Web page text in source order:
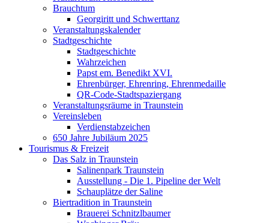
Brauchtum
Georgiritt und Schwerttanz
Veranstaltungskalender
Stadtgeschichte
Stadtgeschichte
Wahrzeichen
Papst em. Benedikt XVI.
Ehrenbürger, Ehrenring, Ehrenmedaille
QR-Code-Stadtspaziergang
Veranstaltungsräume in Traunstein
Vereinsleben
Verdienstabzeichen
650 Jahre Jubiläum 2025
Tourismus & Freizeit
Das Salz in Traunstein
Salinenpark Traunstein
Ausstellung - Die 1. Pipeline der Welt
Schauplätze der Saline
Biertradition in Traunstein
Brauerei Schnitzlbaumer